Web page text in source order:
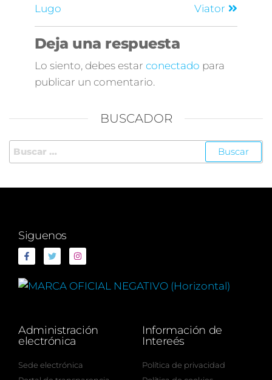
Lugo
Viator
Deja una respuesta
Lo siento, debes estar conectado para
publicar un comentario.
BUSCADOR
Siguenos
Administración
electrónica
Sede electrónica
Información de
Intereés
Política de privacidad